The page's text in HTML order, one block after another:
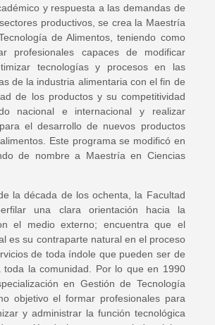
y respuesta a las demandas de
productivos, se crea la Maestría
de Alimentos, teniendo como
profesionales capaces de modificar
tecnologías y procesos en las
de la industria alimentaria con el fin de
de los productos y su competitividad
nacional e internacional y realizar
el desarrollo de nuevos productos
Este programa se modificó en
de nombre a Maestría en Ciencias
la década de los ochenta, la Facultad
una clara orientación hacia la
el medio externo; encuentra que el
es su contraparte natural en el proceso
de toda índole que pueden ser de
toda la comunidad. Por lo que en 1990
en Gestión de Tecnología
objetivo el formar profesionales para
y administrar la función tecnológica